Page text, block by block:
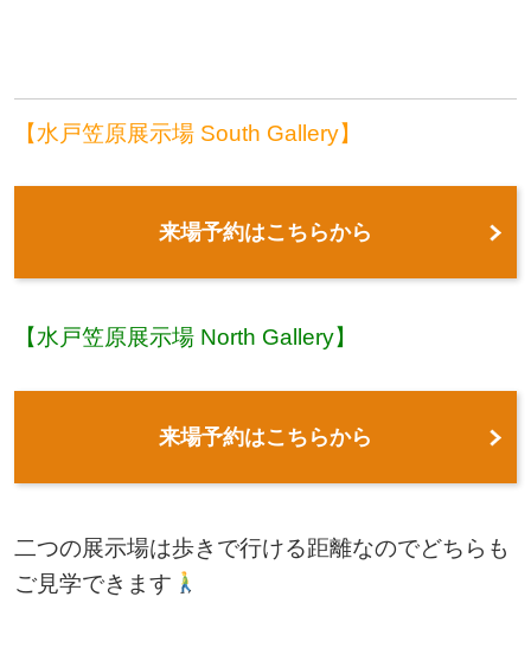
【水戸笠原展示場 South Gallery】
来場予約はこちらから
【水戸笠原展示場 North Gallery】
来場予約はこちらから
二つの展示場は歩きで行ける距離なのでどちらも
ご見学できます